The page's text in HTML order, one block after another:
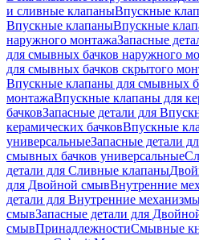
и сливные клапаныВпускные
Впускные клапаныВпускные
наружного монтажаЗапасные
для смывных бачков наружного
для смывных бачков скрытого
Впускные клапаны для смывных
монтажаВпускные клапаны для
бачковЗапасные детали для
керамических бачковВпускные
универсальныеЗапасные детали
смывных бачков универсальные
детали для Сливные клапаны
для Двойной смывВнутренние
детали для Внутренние
смывЗапасные детали для
смывПринадлежностиСмывные